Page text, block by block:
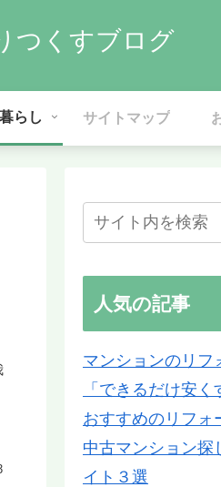
つくすブログ
暮らし サイトマップ
人気の記事
マンションのリフ
「できるだけ安く
おすすめのリフォ
中古マンション探
イト３選